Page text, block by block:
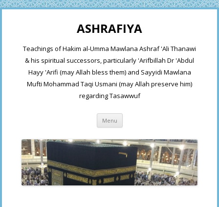
ASHRAFIYA
Teachings of Hakim al-Umma Mawlana Ashraf 'Ali Thanawi
& his spiritual successors, particularly 'Arifbillah Dr 'Abdul
Hayy 'Arifi (may Allah bless them) and Sayyidi Mawlana
Mufti Mohammad Taqi Usmani (may Allah preserve him)
regarding Tasawwuf
Menu Skip
content